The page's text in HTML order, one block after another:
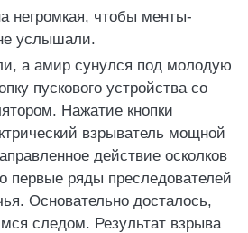
негромкая, чтобы менты-
услышали.
а амир сунулся под молодую
пускового устройства со
Нажатие кнопки
взрыватель мощной
действие осколков
первые ряды преследователей
Основательно досталось,
следом. Результат взрыва